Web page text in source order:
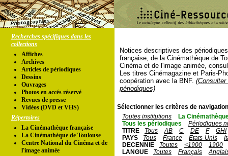
Recherches spécifiques dans les
collections
Affiches
Archives
Articles de périodiques
Dessins
Ouvrages
Photos en accés réservé
Revues de presse
Vidéos (DVD et VHS)
Répertoires
La Cinémathèque française
La Cinémathèque de Toulouse
Centre National du Cinéma et de
l'image animée
Notices descriptives des
française, de la Cinémathèque de
Cinéma et de l'image animée,
Les titres Cinémagazine et Paris-
coopération avec la BNF.
périodiques)
Sélectionner les critères de
Toutes institutions
La
Tous les périodiques
Périodiques
TITRE
Tous AB C DE F
GHI
PAYS
Tous France Etats-Unis
DECENNIE
Toutes <1900
1900
LANGUE
Toutes Français